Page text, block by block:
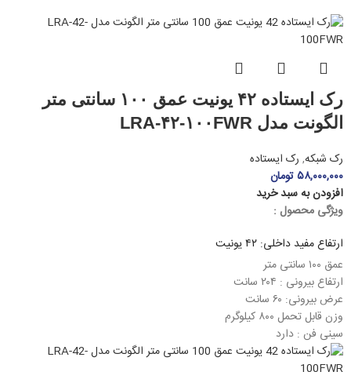
رک ایستاده ۴۲ یونیت عمق ۱۰۰ سانتی متر
الگونت مدل LRA-۴۲-۱۰۰FWR
رک شبکه, رک ایستاده
۵۸,۰۰۰,۰۰۰تومان
افزودن به سبد خرید
ویژگی محصول :
ارتفاع مفید داخلی: ۴۲ یونیت
عمق ۱۰۰ سانتی متر
ارتفاع بیرونی : ۲۰۴ سانت
عرض بیرونی: ۶۰ سانت
وزن قابل تحمل ۸۰۰ کیلوگرم
سینی فن : دارد